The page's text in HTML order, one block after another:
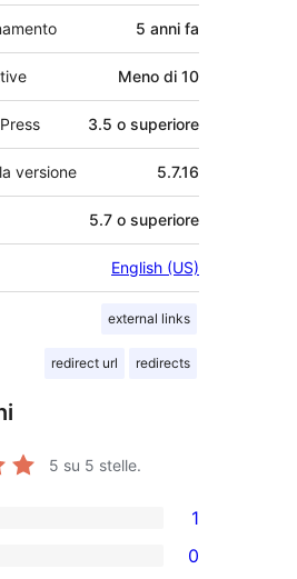
5 anni fa
Meno di 10
3.5 o superiore
versione 5.7.16
5.7 o superiore
English (US)
external links
redirect url redirects
5 su 5 stelle.
1
0